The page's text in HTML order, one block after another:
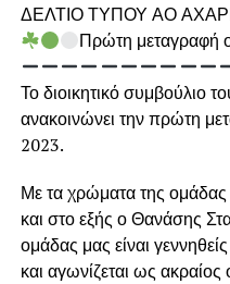
ΔΕΛΤΙΟ ΤΥΠΟΥ ΑΟ
Πρώτη μεταγραφή
Το διοικητικό
ανακοινώνει την πρώτη
2023.
Με τα χρώματα της
και στο εξής ο Θανάσης
ομάδας μας είναι
και αγωνίζεται ως